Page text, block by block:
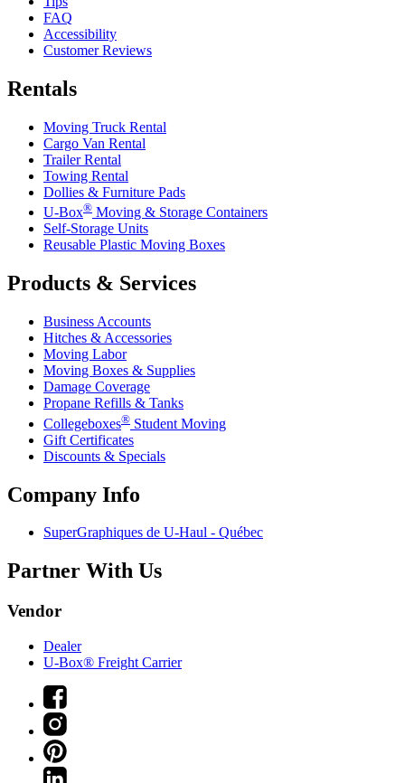
FAQ
Accessibility
Customer Reviews
Rentals
Moving Truck Rental
Cargo Van Rental
Trailer Rental
Towing Rental
Dollies & Furniture Pads
U-Box® Moving & Storage Containers
Self-Storage Units
Reusable Plastic Moving Boxes
Products & Services
Business Accounts
Hitches & Accessories
Moving Labor
Moving Boxes & Supplies
Damage Coverage
Propane Refills & Tanks
Collegeboxes® Student Moving
Gift Certificates
Discounts & Specials
Company Info
SuperGraphiques de U-Haul - Québec
Partner With Us
Vendor
Dealer
U-Box® Freight Carrier